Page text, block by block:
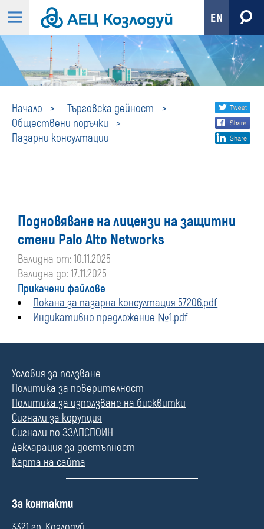
EN
Начало
Търговска дейност
Обществени поръчки
Пазарни консултации
Пазарни
консултации
Share
social
Подновяване на лицензи на защитни
стени Palo Alto Networks
Валидна от: 10.11.2025
Валидна до: 17.11.2025
Прикачени файлове
Покана за пазарна консултация 57206.pdf
Индикативно предложение №1.pdf
Условия за ползване
Политика за поверителност
Политика за използване на бисквитки
Сигнали за корупция
Сигнали по ЗЗЛПСПОИН
Декларация за достъпност
Карта на сайта
П
л
За контакти